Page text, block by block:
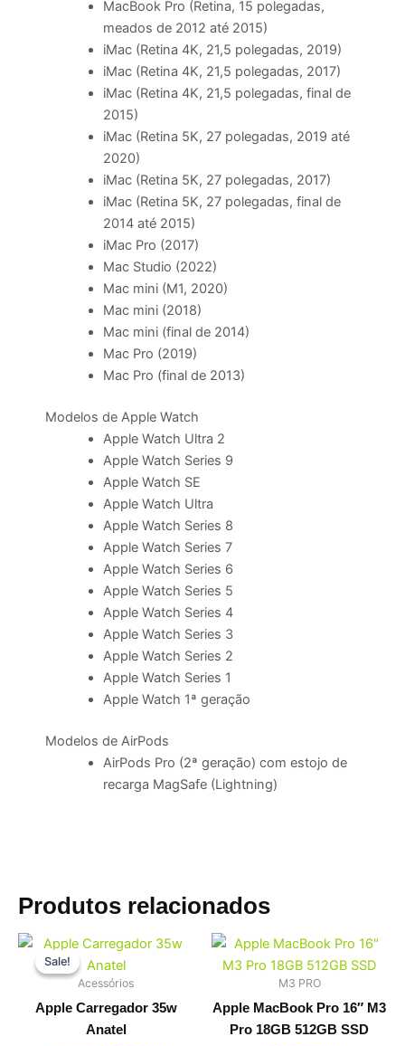
MacBook Pro (Retina, 15 polegadas,
meados de 2012 até 2015)
iMac (Retina 4K, 21,5 polegadas, 2019)
iMac (Retina 4K, 21,5 polegadas, 2017)
iMac (Retina 4K, 21,5 polegadas, final de
2015)
iMac (Retina 5K, 27 polegadas, 2019 até
2020)
iMac (Retina 5K, 27 polegadas, 2017)
iMac (Retina 5K, 27 polegadas, final de
2014 até 2015)
iMac Pro (2017)
Mac Studio (2022)
Mac mini (M1, 2020)
Mac mini (2018)
Mac mini (final de 2014)
Mac Pro (2019)
Mac Pro (final de 2013)
Modelos de Apple Watch
Apple Watch Ultra 2
Apple Watch Series 9
Apple Watch SE
Apple Watch Ultra
Apple Watch Series 8
Apple Watch Series 7
Apple Watch Series 6
Apple Watch Series 5
Apple Watch Series 4
Apple Watch Series 3
Apple Watch Series 2
Apple Watch Series 1
Apple Watch 1ª geração
Modelos de AirPods
AirPods Pro (2ª geração) com estojo de
recarga MagSafe (Lightning)
Produtos relacionados
Sale!
Sale!
Acessórios
Apple Carregador 35w
Anatel
O
preço
original
era:
R$ 449,00.
O
R$ 399,00.
M3 PRO
Apple MacBook Pro 16″ M3
Pro 18GB 512GB SSD
Este
produto
várias